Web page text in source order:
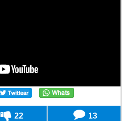
22 13